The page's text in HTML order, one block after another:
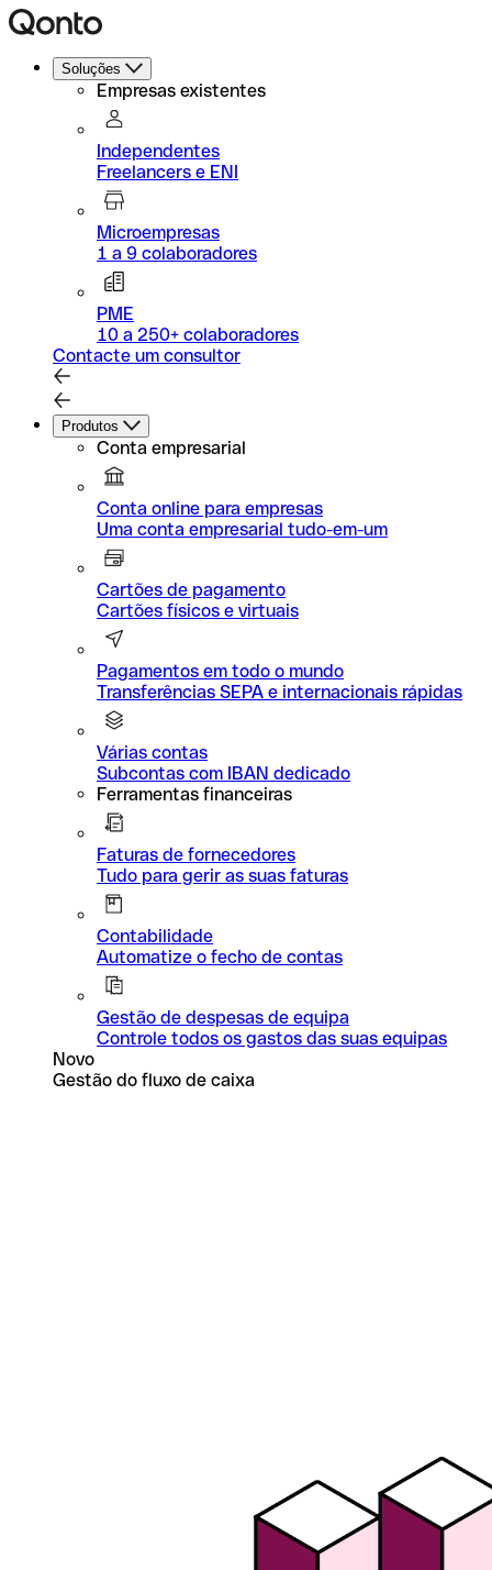
Soluções
Empresas existentes
Independentes
Freelancers e ENI
Microempresas
1 a 9 colaboradores
PME
10 a 250+ colaboradores
Contacte um consultor
Produtos
Conta empresarial
Conta online para empresas
Uma conta empresarial tudo-em-um
Cartões de pagamento
Cartões físicos e virtuais
Pagamentos em todo o mundo
Transferências SEPA e internacionais rápidas
Várias contas
Subcontas com IBAN dedicado
Ferramentas financeiras
Faturas de fornecedores
Tudo para gerir as suas faturas
Contabilidade
Automatize o fecho de contas
Gestão de despesas de equipa
Controle todos os gastos das suas equipas
Novo
Gestão do fluxo de caixa